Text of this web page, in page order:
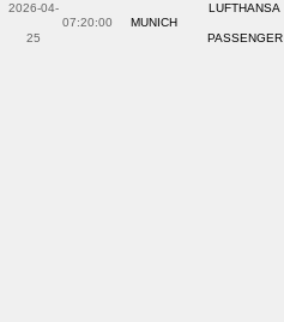
2026-04-
25
07:20:00 MUNICH
LUFTHANSA
PASSENGER